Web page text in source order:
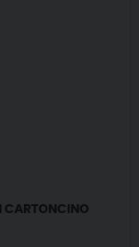
CARTONCINO